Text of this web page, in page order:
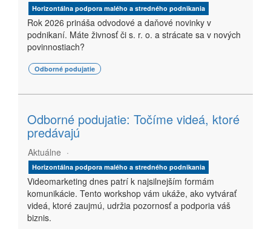
Horizontálna podpora malého a stredného podnikania
Rok 2026 prináša odvodové a daňové novinky v
podnikaní. Máte živnosť či s. r. o. a strácate sa v nových
povinnostiach?
Odborné podujatie
Odborné podujatie: Točíme videá, ktoré
predávajú
Aktuálne
Horizontálna podpora malého a stredného podnikania
Videomarketing dnes patrí k najsilnejším formám
komunikácie. Tento workshop vám ukáže, ako vytvárať
videá, ktoré zaujmú, udržia pozornosť a podporia váš
biznis.